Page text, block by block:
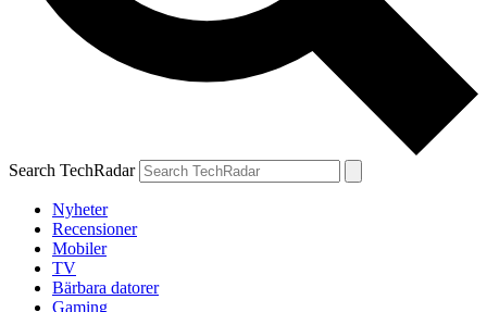
Search TechRadar
Nyheter
Recensioner
Mobiler
TV
Bärbara datorer
Gaming